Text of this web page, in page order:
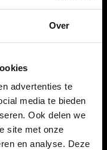
Over
advertenties te
media te bieden
Ook delen we
site met onze
en analyse. Deze
dartartikelen
flights, shafts en
collectie van deze
zoekt binnen de